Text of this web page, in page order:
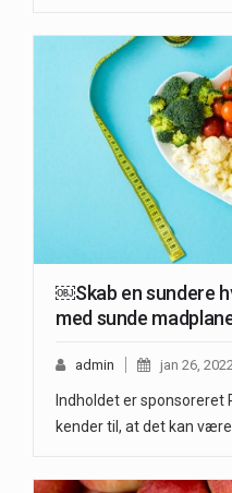
￼Skab en sundere
med sunde
admin jan 26, 2022
Indholdet er
kender til, at det kan